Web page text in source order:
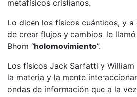
metafísicos cristianos.
Lo dicen los físicos cuánticos, y a
de crear flujos y cambios, le
Bhom “holomovimiento”.
Los físicos Jack Sarfatti y William
la materia y la mente
ondas de información que a la